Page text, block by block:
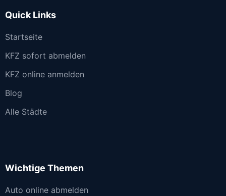
Quick Links
Startseite
KFZ sofort abmelden
KFZ online anmelden
Blog
Alle Städte
Wichtige Themen
Auto online abmelden